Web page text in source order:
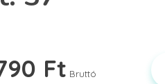
Ft Bruttó